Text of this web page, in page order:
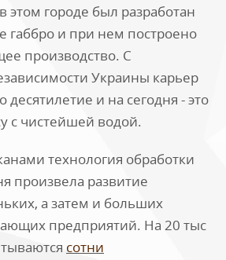
городе был разработан
габбро и при нем построено
производство. С
Украины карьер
десятилетие и на сегодня - это
с чистейшей водой.
технология обработки
произвела развитие
а затем и больших
предприятий. На 20 тыс
сотни